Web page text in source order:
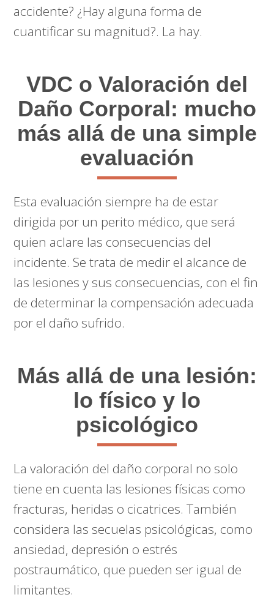
accidente? ¿Hay alguna forma de
cuantificar su magnitud?. La hay.
VDC o Valoración del
Daño Corporal: mucho
más allá de una simple
evaluación
Esta evaluación siempre ha de estar
dirigida por un perito médico, que será
quien aclare las consecuencias del
incidente. Se trata de medir el alcance de
las lesiones y sus consecuencias, con el fin
de determinar la compensación adecuada
por el daño sufrido.
Más allá de una lesión:
lo físico y lo
psicológico
La valoración del daño corporal no solo
tiene en cuenta las lesiones físicas como
fracturas, heridas o cicatrices. También
considera las secuelas psicológicas, como
ansiedad, depresión o estrés
postraumático, que pueden ser igual de
limitantes.